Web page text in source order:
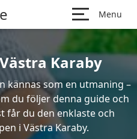
Menu
Karaby
kännas som en utmaning –
du följer denna guide och
får du den enklaste och
i Västra Karaby.